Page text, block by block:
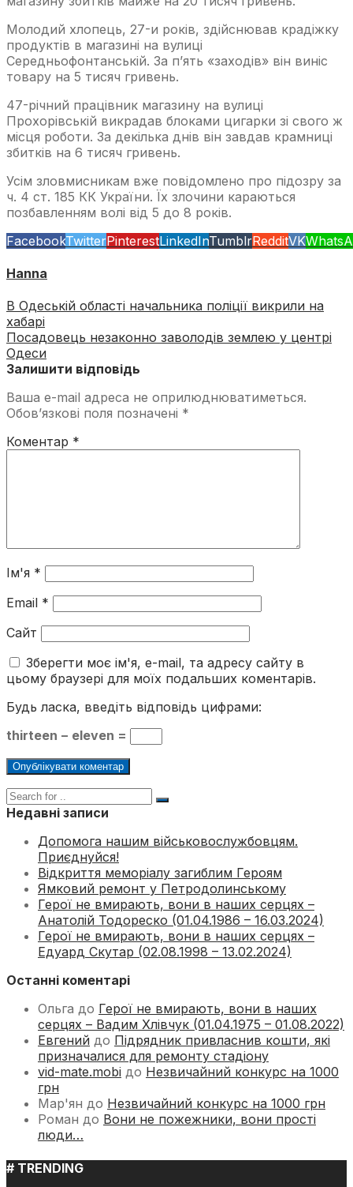
Молодий хлопець, 27-и років, здійснював крадіжку
продуктів в магазині на вулиці
Середньофонтанській. За п’ять «заходів» він виніс
товару на 5 тисяч гривень.
47-річний працівник магазину на вулиці
Прохорівській викрадав блоками цигарки зі свого ж
місця роботи. За декілька днів він завдав крамниці
збитків на 6 тисяч гривень.
Усім зловмисникам вже повідомлено про підозру за
ч. 4 ст. 185 КК України. Їх злочини караються
позбавленням волі від 5 до 8 років.
FacebookTwitterPinterestLinkedInTumblrRedditVK
Hanna
В Одеській області начальника поліції викрили на
хабарі
Посадовець незаконно заволодів землею у центрі
Одеси
Залишити відповідь
Ваша e-mail адреса не оприлюднюватиметься.
Обов’язкові поля позначені *
Коментар *
Ім'я *
Email *
Сайт
Зберегти моє ім'я, e-mail, та адресу сайту в
цьому браузері для моїх подальших коментарів.
Будь ласка, введіть відповідь цифрами:
thirteen − eleven =
Недавні записи
Допомога нашим військовослужбовцям.
Приєднуйся!
Відкриття меморіалу загиблим Героям
Ямковий ремонт у Петродолинському
Герої не вмирають, вони в наших серцях –
Анатолій Тодореско (01.04.1986 – 16.03.2024)
Герої не вмирають, вони в наших серцях –
Едуард Скутар (02.08.1998 – 13.02.2024)
Останні коментарі
Ольга до Герої не вмирають, вони в наших
серцях – Вадим Хлівчук (01.04.1975 – 01.08.2022)
Евгений до Підрядник привласнив кошти, які
призначалися для ремонту стадіону
vid-mate.mobi до Незвичайний конкурс на 1000
грн
Мар'ян до Незвичайний конкурс на 1000 грн
Роман до Вони не пожежники, вони прості
люди…
# TRENDING